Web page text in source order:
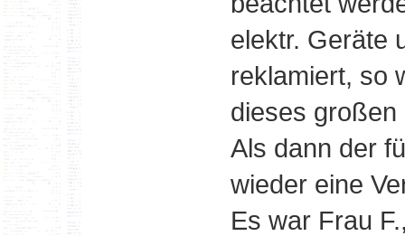
elektr. Geräte
reklamiert, so
dieses
Als dann der
wieder eine
Es war Frau